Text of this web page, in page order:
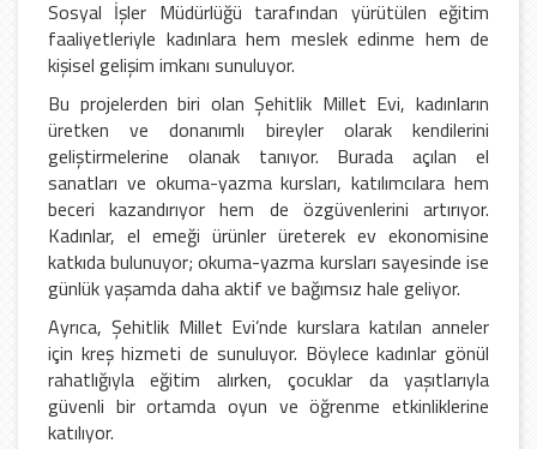
Sosyal İşler Müdürlüğü tarafından yürütülen eğitim
faaliyetleriyle kadınlara hem meslek edinme hem de
kişisel gelişim imkanı sunuluyor.
Bu projelerden biri olan Şehitlik Millet Evi, kadınların
üretken ve donanımlı bireyler olarak kendilerini
geliştirmelerine olanak tanıyor. Burada açılan el
sanatları ve okuma-yazma kursları, katılımcılara hem
beceri kazandırıyor hem de özgüvenlerini artırıyor.
Kadınlar, el emeği ürünler üreterek ev ekonomisine
katkıda bulunuyor; okuma-yazma kursları sayesinde ise
günlük yaşamda daha aktif ve bağımsız hale geliyor.
Ayrıca, Şehitlik Millet Evi’nde kurslara katılan anneler
için kreş hizmeti de sunuluyor. Böylece kadınlar gönül
rahatlığıyla eğitim alırken, çocuklar da yaşıtlarıyla
güvenli bir ortamda oyun ve öğrenme etkinliklerine
katılıyor.